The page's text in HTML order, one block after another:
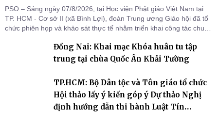
PSO – Sáng ngày 07/8/2026, tại Học viện Phật giáo Việt Nam tại
TP. HCM - Cơ sở II (xã Bình Lợi), đoàn Trung ương Giáo hội đã tổ
chức phiên họp và khảo sát thực tế nhằm triển khai công tác chuẩn
Đồng Nai: Khai mạc Khóa huân tu tập
trung tại chùa Quốc Ân Khải Tường
TP.HCM: Bộ Dân tộc và Tôn giáo tổ chức
Hội thảo lấy ý kiến góp ý Dự thảo Nghị
định hướng dẫn thi hành Luật Tín